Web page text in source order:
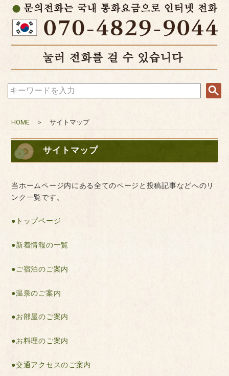
HOME ＞ サイトマップ
サイトマップ
当ホームページ内にある全てのページと投稿記事などへのリ
ンク一覧です。
●トップページ
●新着情報の一覧
●ご宿泊のご案内
●温泉のご案内
●お部屋のご案内
●お料理のご案内
●交通アクセスのご案内